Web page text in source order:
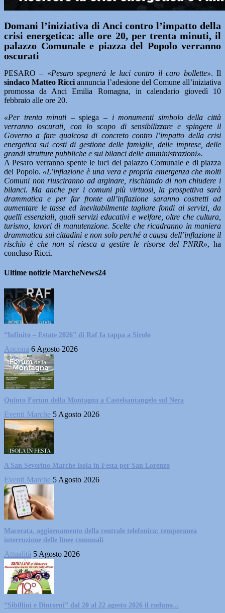
Domani l’iniziativa di Anci contro l’impatto della
crisi energetica: alle ore 20, per trenta minuti, il
palazzo Comunale e piazza del Popolo verranno
oscurati
PESARO – «Pesaro spegnerà le luci contro il caro bollette». Il
sindaco Matteo Ricci annuncia l’adesione del Comune all’iniziativa
promossa da Anci Emilia Romagna, in calendario giovedì 10
febbraio alle ore 20.
«Per trenta minuti –spiega– i monumenti simbolo della città
verranno oscurati, con lo scopo di sensibilizzare e spingere il
Governo a fare qualcosa di concreto contro l’impatto della crisi
energetica sui costi di gestione delle famiglie, delle imprese, delle
grandi strutture pubbliche e sui bilanci delle amministrazioni».
A Pesaro verranno spente le luci del palazzo Comunale e di piazza
del Popolo. «L’inflazione è una vera e propria emergenza che molti
Comuni non riusciranno ad arginare, rischiando di non chiudere i
bilanci. Ma anche per i comuni più virtuosi, la prospettiva sarà
drammatica e per far fronte all’inflazione saranno costretti ad
aumentare le tasse ed inevitabilmente tagliare fondi ai servizi, da
quelli essenziali, quali servizi educativi e welfare, oltre che cultura,
turismo, lavori di manutenzione. Scelte che ricadranno in maniera
drammatica sui cittadini e non solo perché a causa dell’inflazione il
rischio è che non si riesca a gestire le risorse del PNRR», ha
concluso Ricci.
Ultime notizie MarcheNews24
“Infinito – Estate 2026” di Raf fa tappa a Sirolo
Ancona 6 Agosto 2026
Quinto Forum della Montagna a Castelsantangelo sul Nera
Eventi Marche 5 Agosto 2026
A San Severino Marche Isola in Festa per San Lorenzo
Eventi Marche 5 Agosto 2026
Macerata, aggiornamento della centrale telefonica: temporanea
interruzione delle linee comunali
Attualità 5 Agosto 2026
“Sibillini e Dintorni” dal 20 al 22 agosto 2026 il raduno...